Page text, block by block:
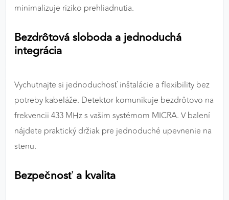
minimalizuje riziko prehliadnutia.
Bezdrôtová sloboda a jednoduchá
integrácia
Vychutnajte si jednoduchosť inštalácie a flexibility bez
potreby kabeláže. Detektor komunikuje bezdrôtovo na
frekvencii 433 MHz s vašim systémom MICRA. V balení
nájdete praktický držiak pre jednoduché upevnenie na
stenu.
Bezpečnosť a kvalita